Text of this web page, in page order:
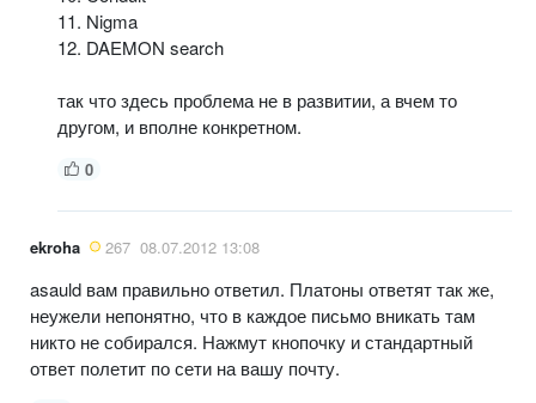
11. Nigma
12. DAEMON search
так что здесь проблема не в развитии, а вчем то
другом, и вполне конкретном.
0
ekroha 267 08.07.2012 13:08
asauld вам правильно ответил. Платоны ответят так же,
неужели непонятно, что в каждое письмо вникать там
никто не собирался. Нажмут кнопочку и стандартный
ответ полетит по сети на вашу почту.